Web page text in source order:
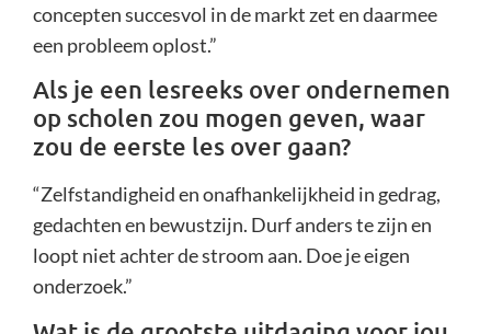
concepten succesvol in de markt zet en daarmee
een probleem oplost.”
Als je een lesreeks over ondernemen
op scholen zou mogen geven, waar
zou de eerste les over gaan?
“Zelfstandigheid en onafhankelijkheid in gedrag,
gedachten en bewustzijn. Durf anders te zijn en
loopt niet achter de stroom aan. Doe je eigen
onderzoek.”